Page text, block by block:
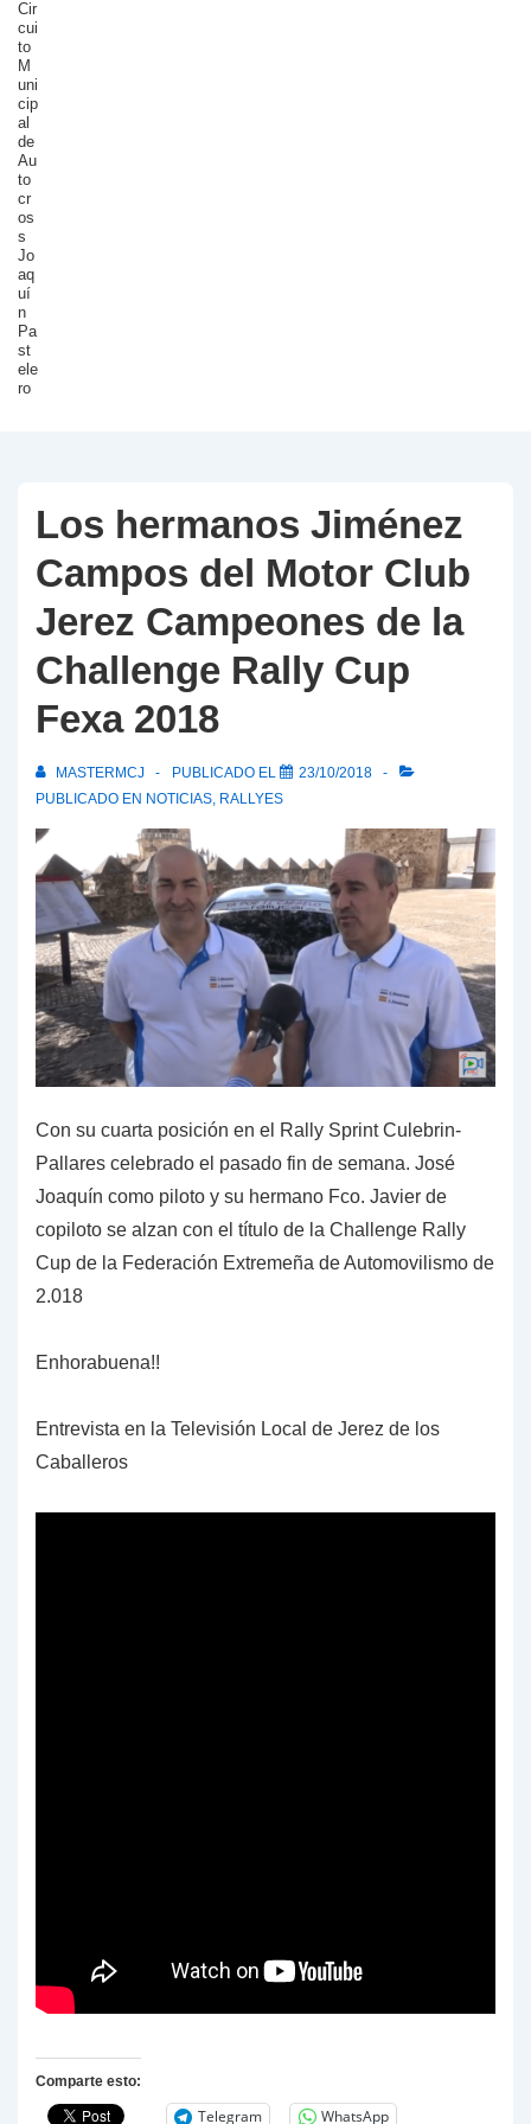
Cir
cui
to
M
uni
cip
al
de
Au
to
cr
os
s
Jo
aq
uí
n
Pa
st
ele
ro
Los hermanos Jiménez
Campos del Motor Club
Jerez Campeones de la
Challenge Rally Cup
Fexa 2018
MASTERMCJ PUBLICADO EL
23/10/2018
PUBLICADO EN NOTICIAS, RALLYES
Con su cuarta posición en el Rally Sprint Culebrin-
Pallares celebrado el pasado fin de semana. José
Joaquín como piloto y su hermano Fco. Javier de
copiloto se alzan con el título de la Challenge Rally
Cup de la Federación Extremeña de Automovilismo de
2.018
Enhorabuena!!
Entrevista en la Televisión Local de Jerez de los
Caballeros
Comparte esto:
Telegram WhatsApp